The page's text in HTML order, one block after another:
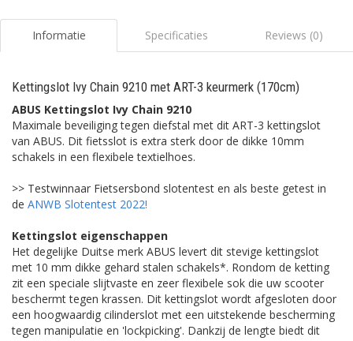
Informatie Specificaties Reviews (0)
Kettingslot Ivy Chain 9210 met ART-3 keurmerk (170cm)
ABUS Kettingslot Ivy Chain 9210
Maximale beveiliging tegen diefstal met dit ART-3 kettingslot
van ABUS. Dit fietsslot is extra sterk door de dikke 10mm
schakels in een flexibele textielhoes.
>> Testwinnaar Fietsersbond slotentest en als beste getest in
de ANWB Slotentest 2022!
Kettingslot eigenschappen
Het degelijke Duitse merk ABUS levert dit stevige kettingslot
met 10 mm dikke gehard stalen schakels*. Rondom de ketting
zit een speciale slijtvaste en zeer flexibele sok die uw scooter
beschermt tegen krassen. Dit kettingslot wordt afgesloten door
een hoogwaardig cilinderslot met een uitstekende bescherming
tegen manipulatie en 'lockpicking'. Dankzij de lengte biedt dit